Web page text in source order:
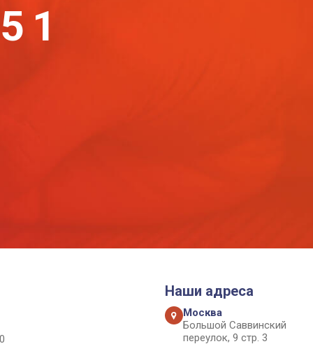
Наши адреса
Москва
Большой Саввинский
переулок, 9 стр. 3